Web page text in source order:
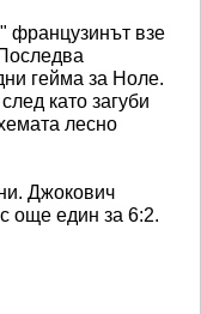
французинът взе
гейма за Ноле.
като загуби
лесно
Джокович
още един за 6:2.